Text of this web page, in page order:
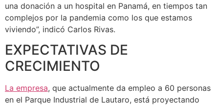
una donación a un hospital en Panamá, en tiempos tan
complejos por la pandemia como los que estamos
viviendo”, indicó Carlos Rivas.
EXPECTATIVAS DE
CRECIMIENTO
La empresa, que actualmente da empleo a 60 personas
en el Parque Industrial de Lautaro, está proyectando